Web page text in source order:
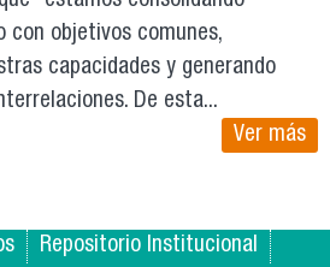
con objetivos comunes,
capacidades y generando
De esta...
Ver más
Repositorio Institucional